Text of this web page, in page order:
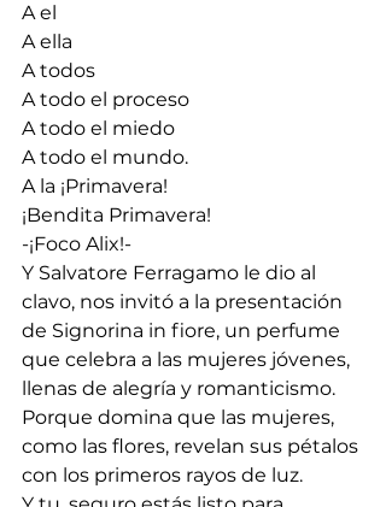
A el
A ella
A todos
A todo el proceso
A todo el miedo
A todo el mundo.
A la ¡Primavera!
¡Bendita Primavera!
-¡Foco Alix!-
Y Salvatore Ferragamo le dio al
clavo, nos invitó a la presentación
de Signorina in fiore, un perfume
que celebra a las mujeres jóvenes,
llenas de alegría y romanticismo.
Porque domina que las mujeres,
como las flores, revelan sus pétalos
con los primeros rayos de luz.